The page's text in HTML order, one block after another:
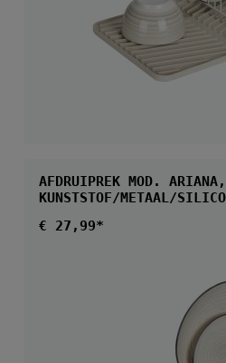
AFDRUIPREK MOD.
KUNSTSTOF/METAAL/
Normale prijs:
€ 27,99*